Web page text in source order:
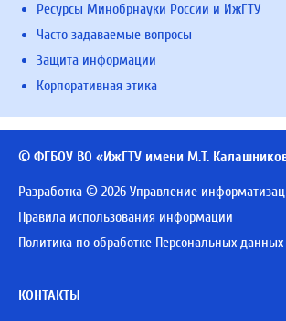
Ресурсы Минобрнауки России и ИжГТУ
Часто задаваемые вопросы
Защита информации
Корпоративная этика
© ФГБОУ ВО «ИжГТУ имени М.Т.
Разработка © 2026 Управление
Правила использования информации
Политика по обработке Персональных данных
КОНТАКТЫ